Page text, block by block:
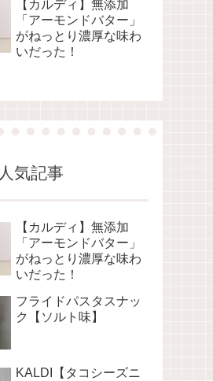
【カルディ】無添加
「アーモンドバター」
がねっとり濃厚な味わ
いだった！
人気記事
【カルディ】無添加
「アーモンドバター」
がねっとり濃厚な味わ
いだった！
フライドパスタスナッ
ク【ソルト味】
KALDI【タコシーズニ